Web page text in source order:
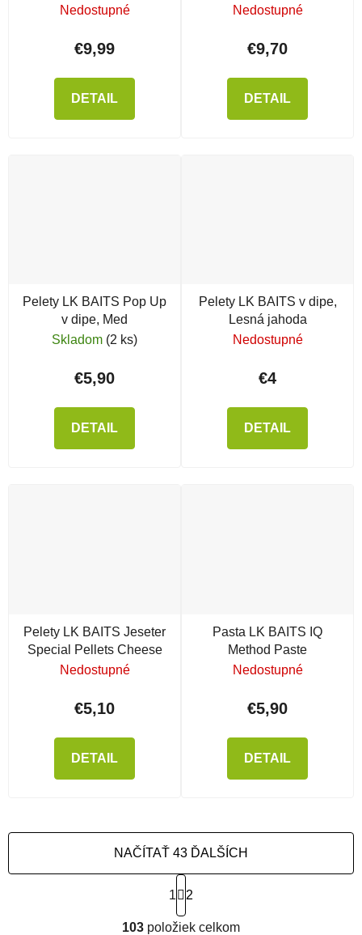
Beluga Halibut
Nedostupné
€9,99
DETAIL
Cheese Fish
Nedostupné
€9,70
DETAIL
Pelety LK BAITS Pop Up
v dipe, Med
Skladom (2 ks)
€5,90
DETAIL
Pelety LK BAITS v dipe,
Lesná jahoda
Nedostupné
€4
DETAIL
Pelety LK BAITS Jeseter
Special Pellets Cheese
Nedostupné
€5,10
DETAIL
Pasta LK BAITS IQ
Method Paste
Nedostupné
€5,90
DETAIL
Ovládacie prvky výpisu
NAČÍTAŤ 43 ĎALŠÍCH
Stránkovanie
1 2
103 položiek celkom